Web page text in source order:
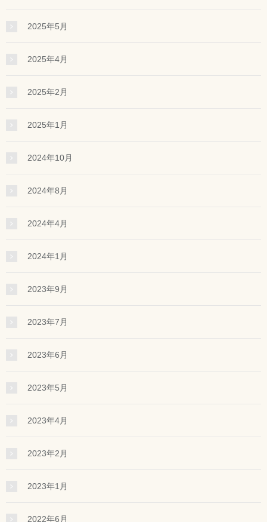
2025年5月
2025年4月
2025年2月
2025年1月
2024年10月
2024年8月
2024年4月
2024年1月
2023年9月
2023年7月
2023年6月
2023年5月
2023年4月
2023年2月
2023年1月
2022年6月